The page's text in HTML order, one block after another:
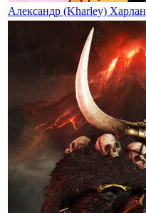
Александр (Kharley) Харлан